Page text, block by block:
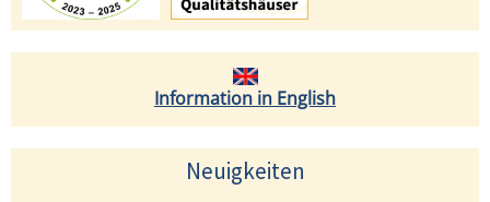
Information in English
Neuigkeiten